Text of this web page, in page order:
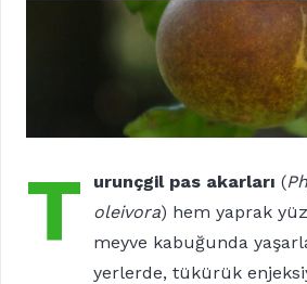
T urunçgil pas akarları (
oleivora) hem yaprak
meyve kabuğunda
yerlerde, tükürük